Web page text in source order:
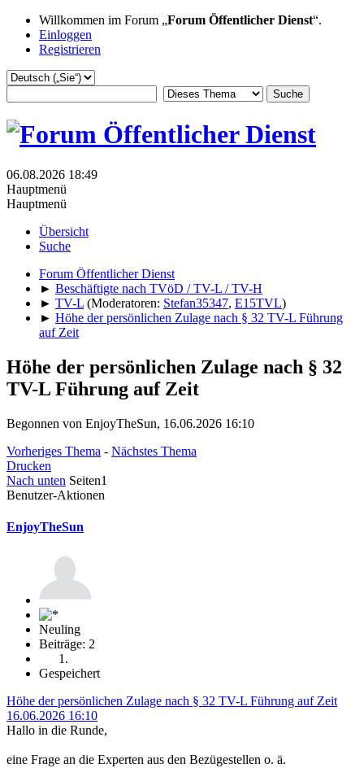
Willkommen im Forum „Forum Öffentlicher Dienst“.
Einloggen
Registrieren
06.08.2026 18:49
Hauptmenü
Hauptmenü
Übersicht
Suche
Forum Öffentlicher Dienst
► Beschäftigte nach TVöD / TV-L / TV-H
► TV-L (Moderatoren: Stefan35347, E15TVL)
► Höhe der persönlichen Zulage nach § 32 TV-L Führung
auf Zeit
Höhe der persönlichen Zulage nach § 32
TV-L Führung auf Zeit
Begonnen von EnjoyTheSun, 16.06.2026 16:10
Vorheriges Thema - Nächstes Thema
Drucken
Nach unten Seiten1
Benutzer-Aktionen
EnjoyTheSun
Neuling
Beiträge: 2
Gespeichert
Höhe der persönlichen Zulage nach § 32 TV-L Führung auf Zeit
16.06.2026 16:10
Hallo in die Runde,
eine Frage an die Experten aus den Bezügestellen o. ä.